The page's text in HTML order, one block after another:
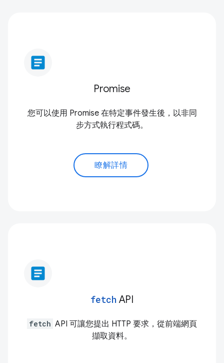
article
Promise
您可以使用 Promise 在特定事件發生後，以非同
步方式執行程式碼。
瞭解詳情
article
fetch API
fetch API 可讓您提出 HTTP 要求，從前端網頁
擷取資料。